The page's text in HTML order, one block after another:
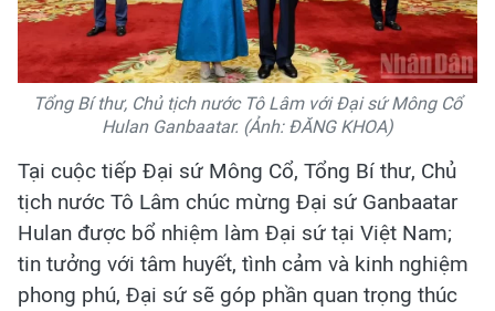
Tổng Bí thư, Chủ tịch nước Tô Lâm với Đại sứ Mông Cổ
Hulan Ganbaatar. (Ảnh: ĐĂNG KHOA)
Tại cuộc tiếp Đại sứ Mông Cổ, Tổng Bí thư, Chủ
tịch nước Tô Lâm chúc mừng Đại sứ Ganbaatar
Hulan được bổ nhiệm làm Đại sứ tại Việt Nam;
tin tưởng với tâm huyết, tình cảm và kinh nghiệm
phong phú, Đại sứ sẽ góp phần quan trọng thúc